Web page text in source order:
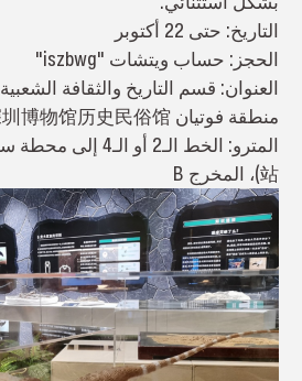
التاريخ: حتى 22 أكتوبر
الحجز: حساب ويتشات "iszbwg"
العنوان: قسم التاريخ والثقافة
منطقة فوتيان 深圳博物馆历史民俗馆
站)، المخرج B